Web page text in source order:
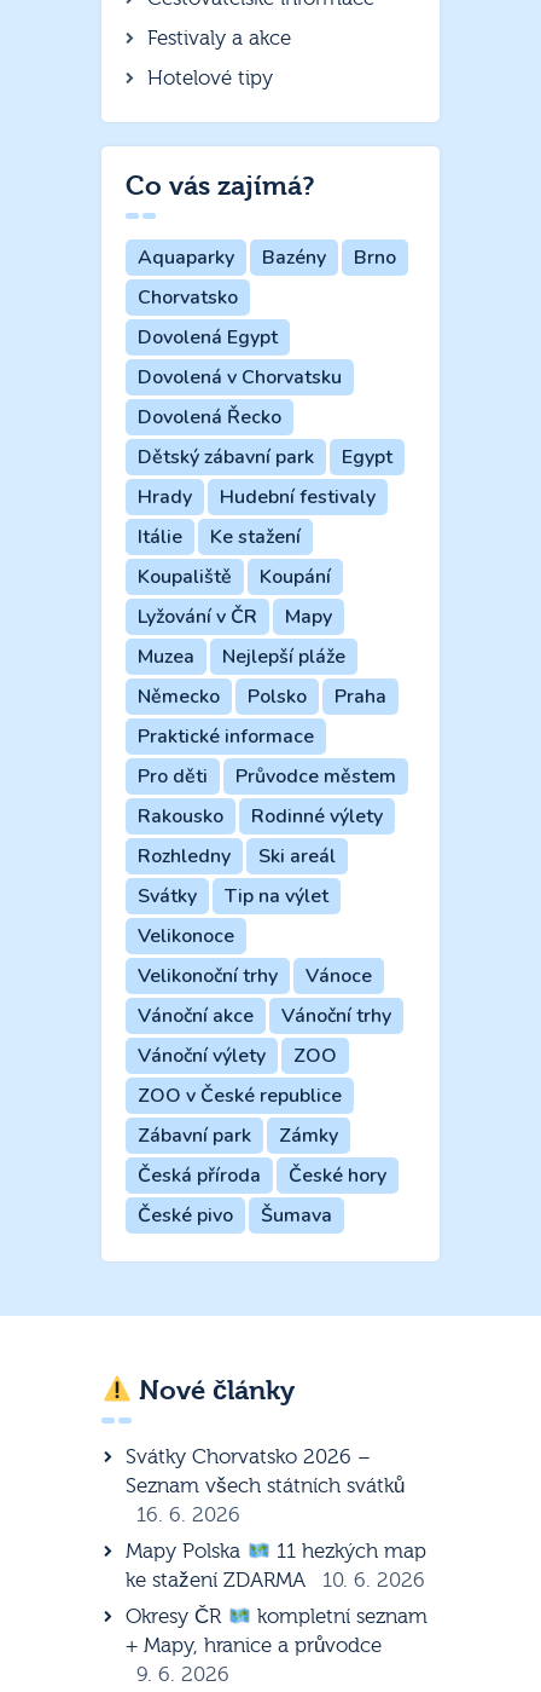
Festivaly a akce
Hotelové tipy
Co vás zajímá?
Aquaparky Bazény
Brno
Chorvatsko
Dovolená Egypt
Dovolená v Chorvatsku
Dovolená Řecko
Dětský zábavní park
Egypt
Hrady
Hudební festivaly
Itálie
Ke stažení
Koupaliště
Koupání
Lyžování v ČR
Mapy
Muzea
Nejlepší pláže
Německo
Polsko
Praha
Praktické informace
Pro děti
Průvodce městem
Rakousko
Rodinné výlety
Rozhledny
Ski areál
Svátky
Tip na výlet
Velikonoce
Velikonoční trhy
Vánoce
Vánoční akce
Vánoční trhy
Vánoční výlety
ZOO
ZOO v České republice
Zábavní park
Zámky
Česká příroda
České hory
České pivo
Šumava
Nové články
Svátky Chorvatsko 2026 –
Seznam všech státních svátků
16. 6. 2026
Mapy Polska
11 hezkých map
ke stažení ZDARMA
10. 6. 2026
Okresy ČR
kompletní seznam
+ Mapy, hranice a průvodce
9. 6. 2026